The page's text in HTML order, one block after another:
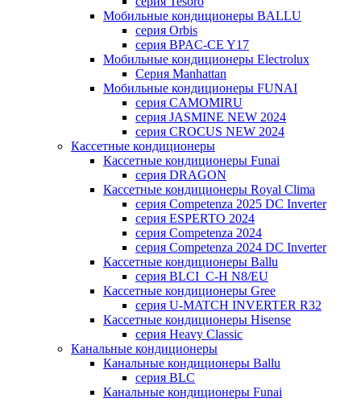
Мобильные кондиционеры BALLU
серия Orbis
серия BPAC-CE Y17
Мобильные кондиционеры Electrolux
Cерия Manhattan
Мобильные кондиционеры FUNAI
серия CAMOMIRU
серия JASMINE NEW 2024
серия CROCUS NEW 2024
Кассетные кондиционеры
Кассетные кондиционеры Funai
серия DRAGON
Кассетные кондиционеры Royal Clima
серия Competenza 2025 DC Inverter
серия ESPERTO 2024
серия Competenza 2024
серия Competenza 2024 DC Inverter
Кассетные кондиционеры Ballu
серия BLCI_C-H N8/EU
Кассетные кондиционеры Gree
серия U-MATCH INVERTER R32
Кассетные кондиционеры Hisense
серия Heavy Classic
Канальные кондиционеры
Канальные кондиционеры Ballu
серия BLC
Канальные кондиционеры Funai